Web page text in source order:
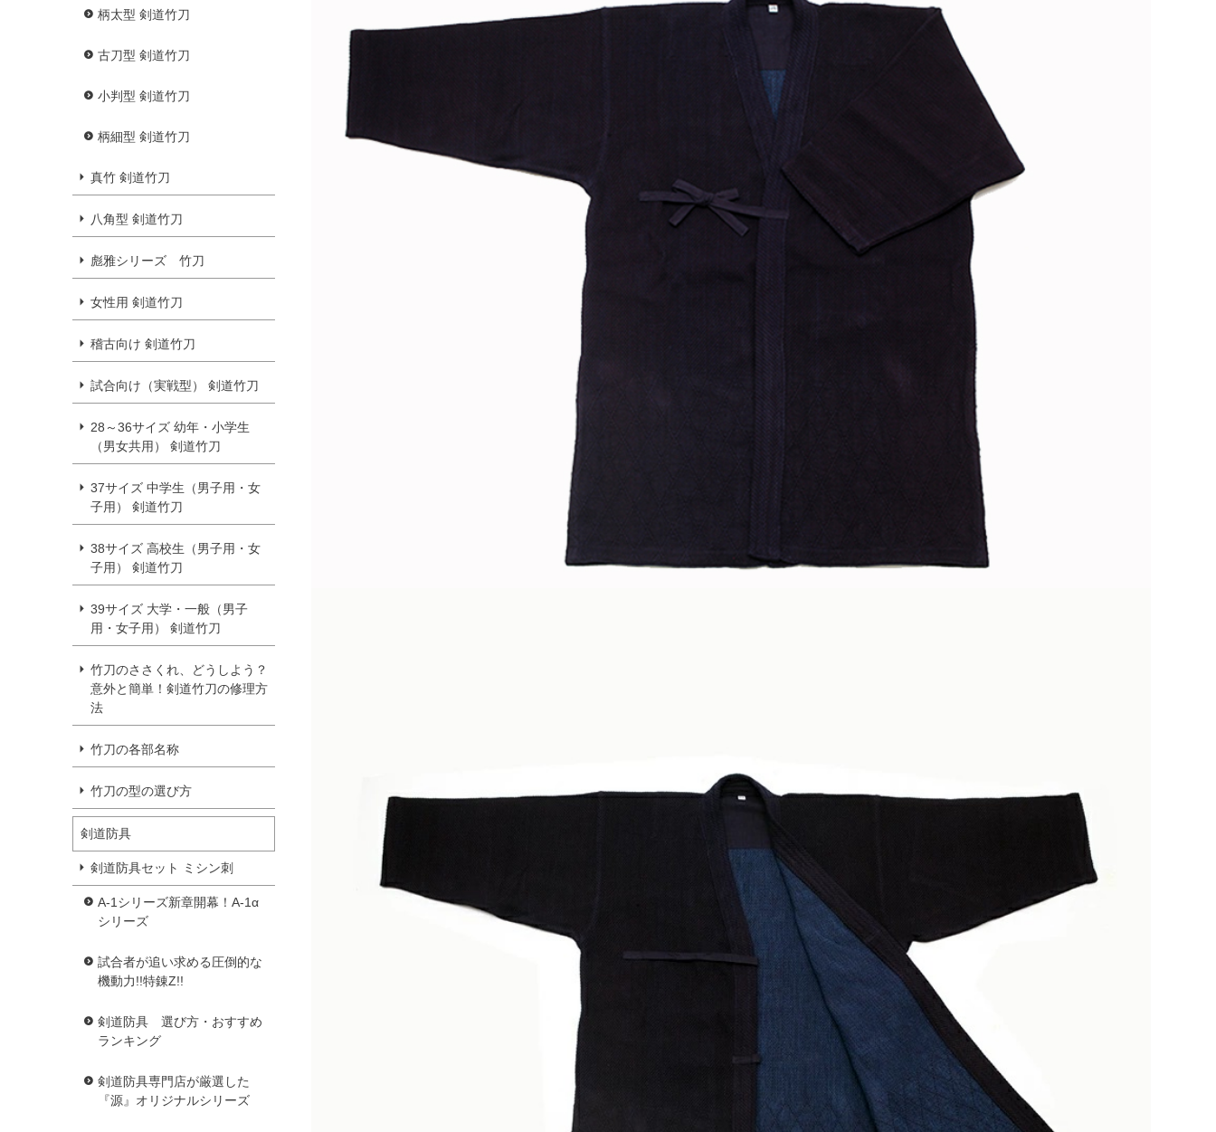
柄太型 剣道竹刀
古刀型 剣道竹刀
小判型 剣道竹刀
柄細型 剣道竹刀
真竹 剣道竹刀
八角型 剣道竹刀
彪雅シリーズ 竹刀
女性用 剣道竹刀
稽古向け 剣道竹刀
試合向け（実戦型） 剣道竹刀
28～36サイズ 幼年・小学生
（男女共用） 剣道竹刀
37サイズ 中学生（男子用・女
子用） 剣道竹刀
38サイズ 高校生（男子用・女
子用） 剣道竹刀
39サイズ 大学・一般（男子
用・女子用） 剣道竹刀
竹刀のささくれ、どうしよう？
意外と簡単！剣道竹刀の修理方
法
竹刀の各部名称
竹刀の型の選び方
剣道防具
剣道防具セット ミシン刺
A-1シリーズ新章開幕！A-1α
シリーズ
試合者が追い求める圧倒的な
機動力!!特錬Z!!
剣道防具 選び方・おすすめ
ランキング
剣道防具専門店が厳選した
『源』オリジナルシリーズ